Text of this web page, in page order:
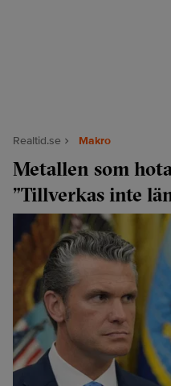
Realtid.se Makro
Metallen som
”Tillverkas inte